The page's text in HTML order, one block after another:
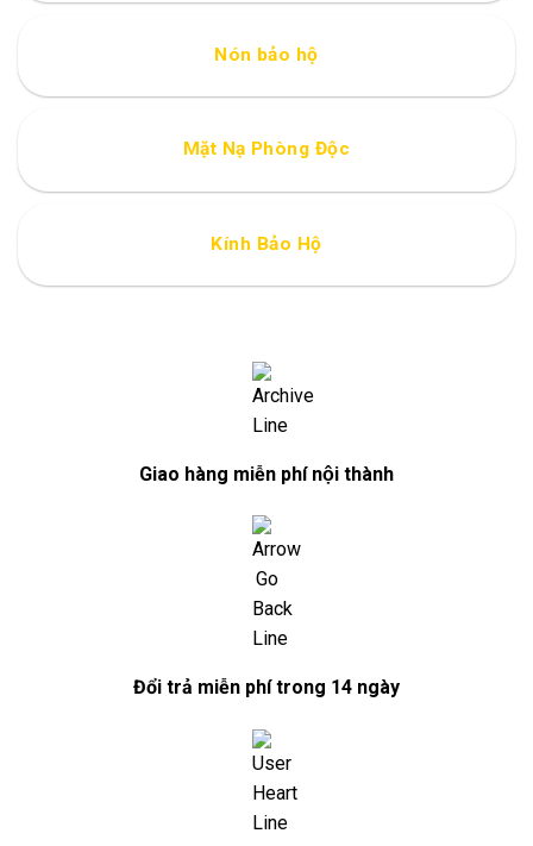
Nón bảo hộ
Mặt Nạ Phòng Độc
Kính Bảo Hộ
Giao hàng miễn phí nội thành
Đổi trả miễn phí trong 14 ngày